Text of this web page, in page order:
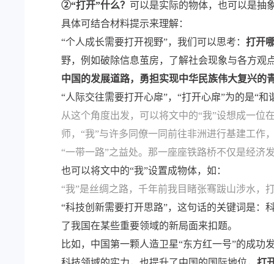
②“打开”什么？ 可以是实际的物体，也可以是抽
具体可结合材料提示来理解：
“个人成长需要打开视野”，我们可以思考： 打开
野，例如破除信息茧房，了解社会现象与各方观
中国的发展道路，勇担实现中华民族伟大复兴的
“人际交往需要打开心扉”，“打开心扉”为的是“
从这个角度出发，可以将文中的“我”设想成一位
师，“我”与许多同僚一同前往非洲进行基建工
“一带一路”之益处。那一座座铁路桥不仅是经济
也可以将文中的“我”设置成物体，如：
“我”是丝绸之路，千年前我目睹张骞跋山涉水，
“科技创新需要打开思路”，这句话的关键词是：
了我国在某些重要领域的新局面来扣题。
比如，中国第一颗人造卫星“东方红一号”的成